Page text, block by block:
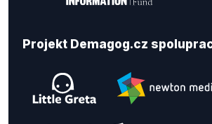
Projekt Demagog.cz